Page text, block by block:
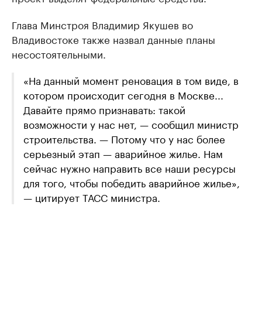
Глава Минстроя Владимир Якушев во
Владивостоке также назвал данные планы
несостоятельными.
«На данный момент реновация в том виде, в
котором происходит сегодня в Москве...
Давайте прямо признавать: такой
возможности у нас нет, — сообщил министр
строительства. — Потому что у нас более
серьезный этап — аварийное жилье. Нам
сейчас нужно направить все наши ресурсы
для того, чтобы победить аварийное жилье»,
— цитирует ТАСС министра.